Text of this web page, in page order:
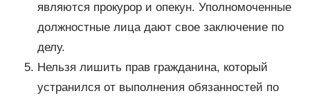
являются прокурор и опекун. Уполномоченные
должностные лица дают свое заключение по
делу.
Нельзя лишить прав гражданина, который
устранился от выполнения обязанностей по